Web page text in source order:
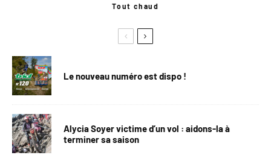
Tout chaud
Le nouveau numéro est dispo !
Alycia Soyer victime d’un vol : aidons-la à
terminer sa saison